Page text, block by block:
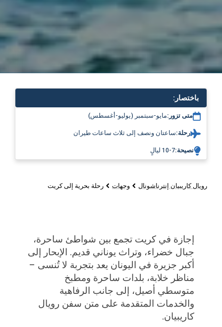
باختصار:
متى تزور:مايو-سبتمبر (يوليو-أغسطس)
رحلة:ساعتان ونصف إلى ثلاث ساعات طيران
نصيحة:7-10 ليالٍ
رويال كاريبيان إنترناشونال وجهات رحلة بحرية إلى كريت
إجازة في كريت تجمع بين شواطئ ساحرة،
جبال خضراء، وتراث يوناني قديم. الإبحار إلى
أكبر جزيرة في اليونان يعد بتجربة لا تُنسى –
مناظر خلابة، بلدات ساحرة ومطبخ
متوسطي أصيل، إلى جانب الرفاهية
والخدمات المتقدمة على متن سفن رويال
كاريبيان.